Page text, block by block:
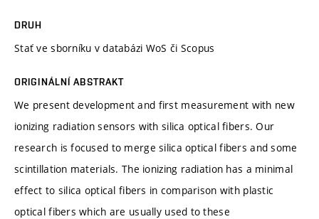
DRUH
Stať ve sborníku v databázi WoS či Scopus
ORIGINÁLNÍ ABSTRAKT
We present development and first measurement with new
ionizing radiation sensors with silica optical fibers. Our
research is focused to merge silica optical fibers and some
scintillation materials. The ionizing radiation has a minimal
effect to silica optical fibers in comparison with plastic
optical fibers which are usually used to these